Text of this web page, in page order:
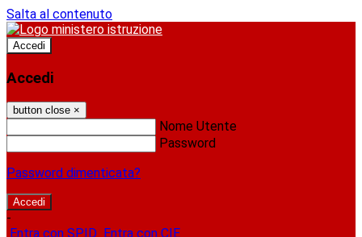
Salta al contenuto
Accedi
Accedi
button close ×
Nome Utente
Password
Password dimenticata?
-
Entra con SPID Entra con CIE